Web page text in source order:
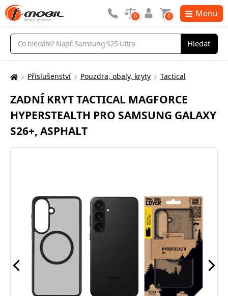
Vyhledávání
Hledat
0 0 Menu
Zde
nacházíte:
Příslušenství Pouzdra, obaly, kryty Tactical
ZADNÍ KRYT TACTICAL MAGFORCE
HYPERSTEALTH PRO SAMSUNG GALAXY
S26+, ASPHALT